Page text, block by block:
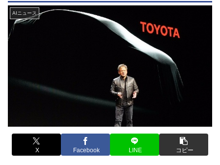
AIニュース
X Facebook LINE コピー